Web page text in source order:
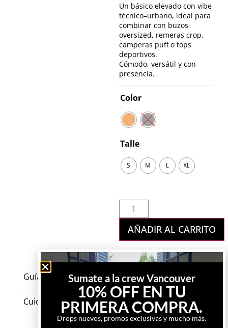
Un básico elevado con vibe
técnico–urbano, ideal para
combinar con buzos
oversized, remeras crop,
camperas puff o tops
deportivos.
Cómodo, versátil y con
presencia.
Color
Talle
S M L XL
AÑADIR AL CARRITO
Guía de talles
Cuidados de la prenda
Sumate a la crew Vancouver
10% OFF EN TU
PRIMERA COMPRA.
Drops nuevos, promos exclusivas y mucho más.